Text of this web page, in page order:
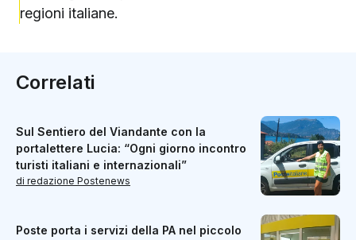
regioni italiane.
Correlati
Sul Sentiero del Viandante con la
portalettere Lucia: “Ogni giorno incontro
turisti italiani e internazionali”
di redazione Postenews
Poste porta i servizi della PA nel piccolo